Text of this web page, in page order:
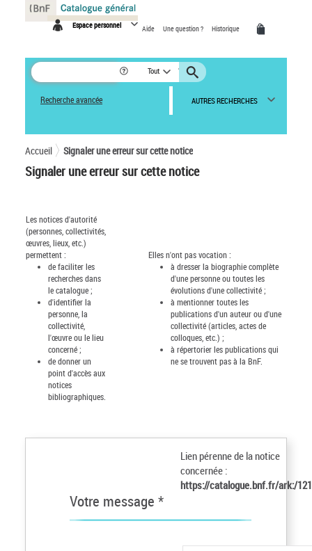
Espace personnel Aide Une question ? Historique
Tout
Recherche avancée AUTRES RECHERCHES
Accueil Signaler une erreur sur cette notice
Signaler une erreur sur cette notice
Les notices d'autorité
(personnes, collectivités,
œuvres, lieux, etc.)
permettent :
de faciliter les
recherches dans
le catalogue ;
d'identifier la
personne, la
collectivité,
l'œuvre ou le lieu
concerné ;
de donner un
point d'accès aux
notices
bibliographiques.
Elles n'ont pas vocation :
à dresser la biographie complète
d'une personne ou toutes les
évolutions d'une collectivité ;
à mentionner toutes les
publications d'un auteur ou d'une
collectivité (articles, actes de
colloques, etc.) ;
à répertorier les publications qui
ne se trouvent pas à la BnF.
Lien pérenne de la notice
concernée :
https://catalogue.bnf.fr/ark:/
Votre message *
Panneau de gestion des cookies